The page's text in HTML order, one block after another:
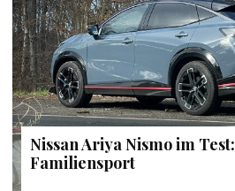
Nissan Ariya Nismo im Test:
Familiensport